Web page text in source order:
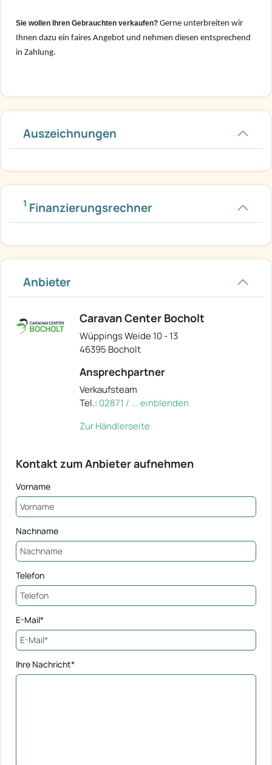
Sie wollen Ihren Gebrauchten verkaufen? Gerne unterbreiten wir
Ihnen dazu ein faires Angebot und nehmen diesen entsprechend
in Zahlung.
Auszeichnungen
1 Finanzierungsrechner
Anbieter
Caravan Center Bocholt
Wüppings Weide 10 - 13
46395 Bocholt
Ansprechpartner
Verkaufsteam
Tel.: 02871 / ... einblenden
Zur Händlerseite
Kontakt zum Anbieter aufnehmen
Vorname
Nachname
Telefon
E-Mail*
Ihre Nachricht*